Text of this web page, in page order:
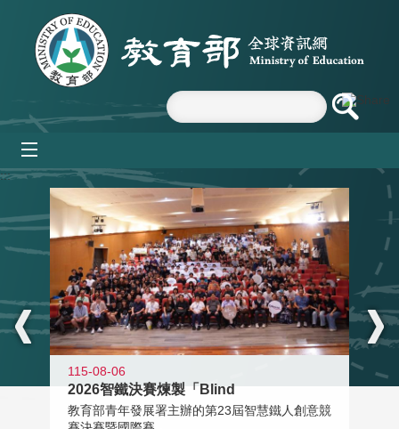
跳到主要內容區塊
:::
115-08-06
2026智鐵決賽煉製「Blind
教育部青年發展署主辦的第23屆智慧鐵人創意競